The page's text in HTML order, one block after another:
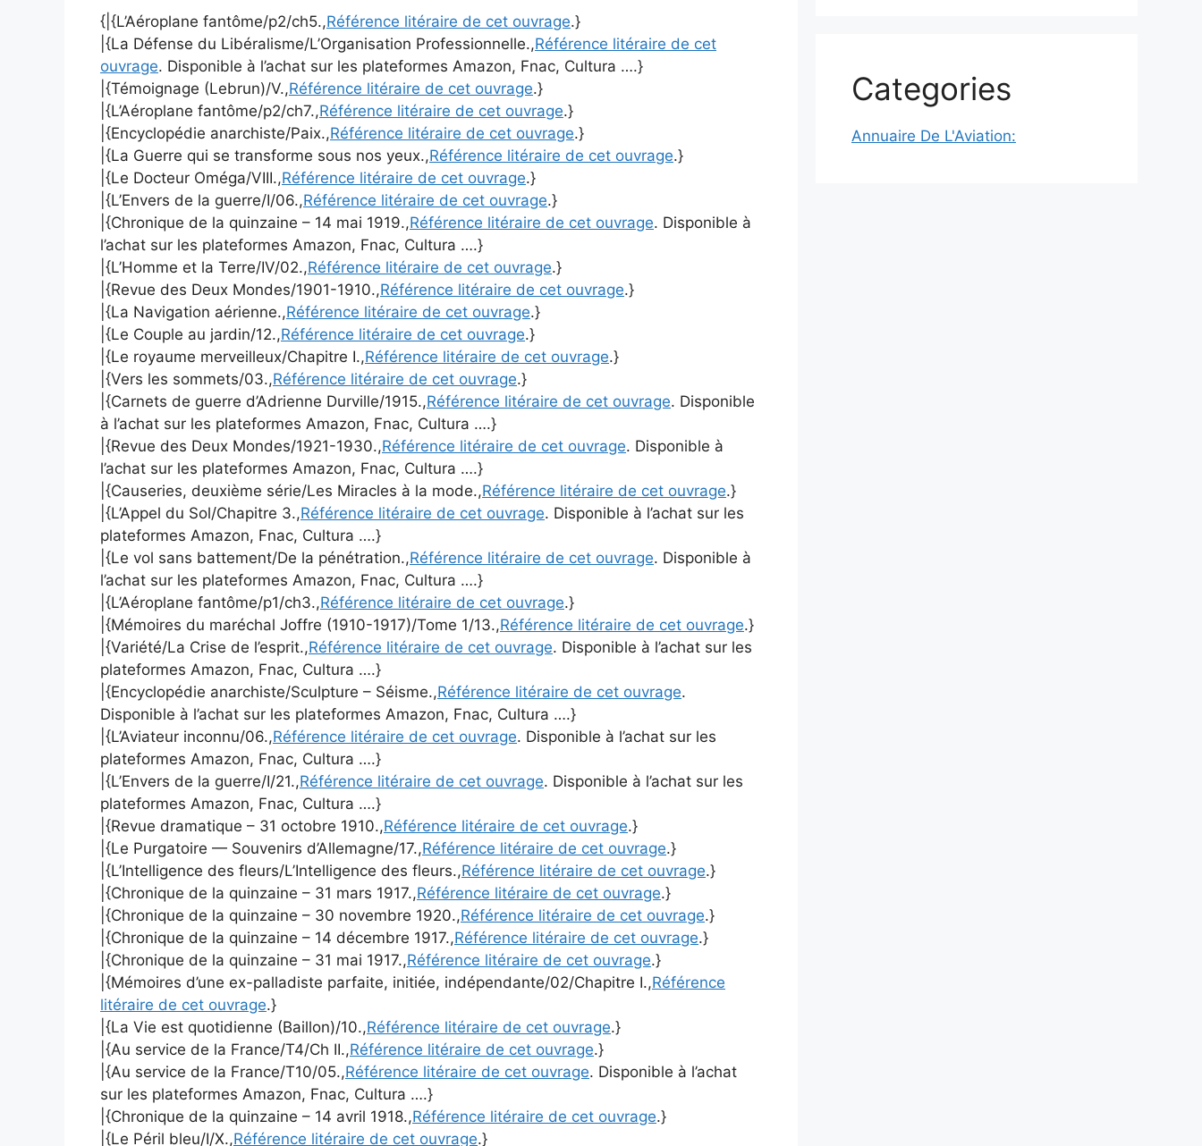
{|{L’Aéroplane fantôme/p2/ch5.,Référence litéraire de cet ouvrage.}
|{La Défense du Libéralisme/L’Organisation Professionnelle.,Référence litéraire de cet
ouvrage. Disponible à l’achat sur les plateformes Amazon, Fnac, Cultura ….}
|{Témoignage (Lebrun)/V.,Référence litéraire de cet ouvrage.}
|{L’Aéroplane fantôme/p2/ch7.,Référence litéraire de cet ouvrage.}
|{Encyclopédie anarchiste/Paix.,Référence litéraire de cet ouvrage.}
|{La Guerre qui se transforme sous nos yeux.,Référence litéraire de cet ouvrage.}
|{Le Docteur Oméga/VIII.,Référence litéraire de cet ouvrage.}
|{L’Envers de la guerre/I/06.,Référence litéraire de cet ouvrage.}
|{Chronique de la quinzaine – 14 mai 1919.,Référence litéraire de cet ouvrage. Disponible à
l’achat sur les plateformes Amazon, Fnac, Cultura ….}
|{L’Homme et la Terre/IV/02.,Référence litéraire de cet ouvrage.}
|{Revue des Deux Mondes/1901-1910.,Référence litéraire de cet ouvrage.}
|{La Navigation aérienne.,Référence litéraire de cet ouvrage.}
|{Le Couple au jardin/12.,Référence litéraire de cet ouvrage.}
|{Le royaume merveilleux/Chapitre I.,Référence litéraire de cet ouvrage.}
|{Vers les sommets/03.,Référence litéraire de cet ouvrage.}
|{Carnets de guerre d’Adrienne Durville/1915.,Référence litéraire de cet ouvrage. Disponible
à l’achat sur les plateformes Amazon, Fnac, Cultura ….}
|{Revue des Deux Mondes/1921-1930.,Référence litéraire de cet ouvrage. Disponible à
l’achat sur les plateformes Amazon, Fnac, Cultura ….}
|{Causeries, deuxième série/Les Miracles à la mode.,Référence litéraire de cet ouvrage.}
|{L’Appel du Sol/Chapitre 3.,Référence litéraire de cet ouvrage. Disponible à l’achat sur les
plateformes Amazon, Fnac, Cultura ….}
|{Le vol sans battement/De la pénétration.,Référence litéraire de cet ouvrage. Disponible à
l’achat sur les plateformes Amazon, Fnac, Cultura ….}
|{L’Aéroplane fantôme/p1/ch3.,Référence litéraire de cet ouvrage.}
|{Mémoires du maréchal Joffre (1910-1917)/Tome 1/13.,Référence litéraire de cet ouvrage.}
|{Variété/La Crise de l’esprit.,Référence litéraire de cet ouvrage. Disponible à l’achat sur les
plateformes Amazon, Fnac, Cultura ….}
|{Encyclopédie anarchiste/Sculpture – Séisme.,Référence litéraire de cet ouvrage.
Disponible à l’achat sur les plateformes Amazon, Fnac, Cultura ….}
|{L’Aviateur inconnu/06.,Référence litéraire de cet ouvrage. Disponible à l’achat sur les
plateformes Amazon, Fnac, Cultura ….}
|{L’Envers de la guerre/I/21.,Référence litéraire de cet ouvrage. Disponible à l’achat sur les
plateformes Amazon, Fnac, Cultura ….}
|{Revue dramatique – 31 octobre 1910.,Référence litéraire de cet ouvrage.}
|{Le Purgatoire — Souvenirs d’Allemagne/17.,Référence litéraire de cet ouvrage.}
|{L’Intelligence des fleurs/L’Intelligence des fleurs.,Référence litéraire de cet ouvrage.}
|{Chronique de la quinzaine – 31 mars 1917.,Référence litéraire de cet ouvrage.}
|{Chronique de la quinzaine – 30 novembre 1920.,Référence litéraire de cet ouvrage.}
|{Chronique de la quinzaine – 14 décembre 1917.,Référence litéraire de cet ouvrage.}
|{Chronique de la quinzaine – 31 mai 1917.,Référence litéraire de cet ouvrage.}
|{Mémoires d’une ex-palladiste parfaite, initiée, indépendante/02/Chapitre I.,Référence
litéraire de cet ouvrage.}
|{La Vie est quotidienne (Baillon)/10.,Référence litéraire de cet ouvrage.}
|{Au service de la France/T4/Ch II.,Référence litéraire de cet ouvrage.}
|{Au service de la France/T10/05.,Référence litéraire de cet ouvrage. Disponible à l’achat
sur les plateformes Amazon, Fnac, Cultura ….}
|{Chronique de la quinzaine – 14 avril 1918.,Référence litéraire de cet ouvrage.}
|{Le Péril bleu/I/X.,Référence litéraire de cet ouvrage.}
Categories
Annuaire De L'Aviation: